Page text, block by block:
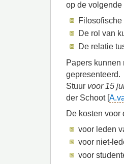
op de volgende
De rol van
De relatie
Papers
gepresenteerd.
Stuur voor 15
der Schoot [
De kosten voor
voor leden
voor niet-
voor